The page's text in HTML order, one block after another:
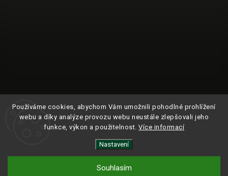
Používáme cookies, abychom Vám umožnili pohodlné prohlížení
webu a díky analýze provozu webu neustále zlepšovali jeho
funkce, výkon a použitelnost. Více informací
Nastavení
Souhlasím